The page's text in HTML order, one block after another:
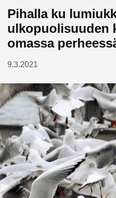
Pihalla ku
ulkopuolisuuden
omassa
9.3.2021